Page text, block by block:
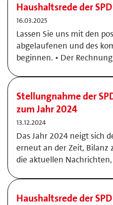
Haushaltsrede der
16.03.2025
Lassen Sie uns mit den
abgelaufenen und des
beginnen. • Der
Stellungnahme der
zum Jahr 2024
13.12.2024
Das Jahr 2024 neigt sich
erneut an der Zeit, Bilanz
die aktuellen
Haushaltsrede der